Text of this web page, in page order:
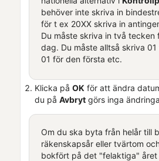
behöver inte skriva in
för t ex 20XX skriva in
Du måste skriva in två tecken
dag. Du måste alltså skriva
01 för den första etc.
Klicka på OK för att ändra
du på Avbryt görs inga
Om du ska byta från helår till
räkenskapsår eller tvärtom
bokfört på det "felaktiga"